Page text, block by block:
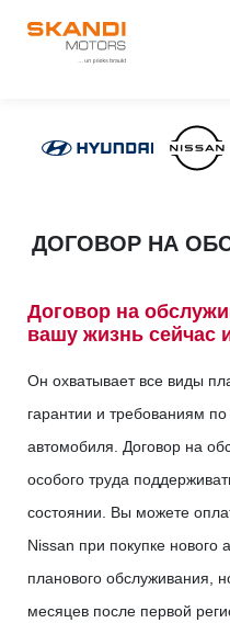
ДОГОВОР НА
Договор на
вашу жизнь сейчас
Он охватывает все виды
гарантии и требованиям
автомобиля. Договор на
особого труда
состоянии. Вы можете
Nissan при покупке нового
планового обслуживания,
месяцев после первой